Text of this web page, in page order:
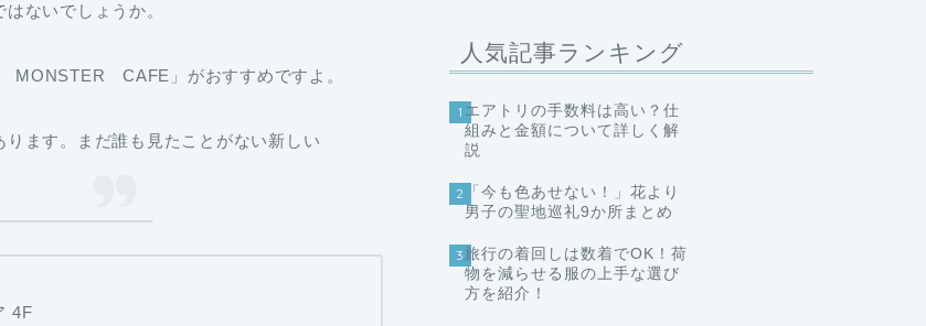
ないでしょうか。
MONSTER CAFE」がおすすめですよ。
ます。まだ誰も見たことがない新しい
4F
人気記事ランキング
1 エアトリの手数料は高い？仕
組みと金額について詳しく解
説
2 「今も色あせない！」花より
男子の聖地巡礼9か所まとめ
3旅行の着回しは数着でOK！荷
物を減らせる服の上手な選び
方を紹介！